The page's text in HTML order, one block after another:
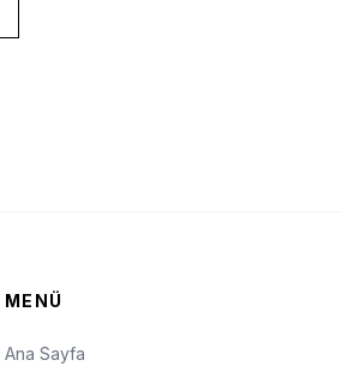
MENÜ
Ana Sayfa